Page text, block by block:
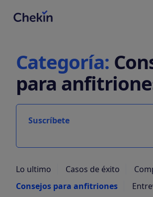
Categoría:
para
Suscríbete
Lo ultimo Casos de éxito
Consejos para anfitriones